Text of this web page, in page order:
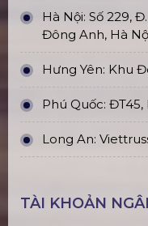
Hà Nội: Số 229,
Đông Anh, Hà
Hưng Yên: Khu
Phú Quốc:
Long An:
TÀI KHOẢN